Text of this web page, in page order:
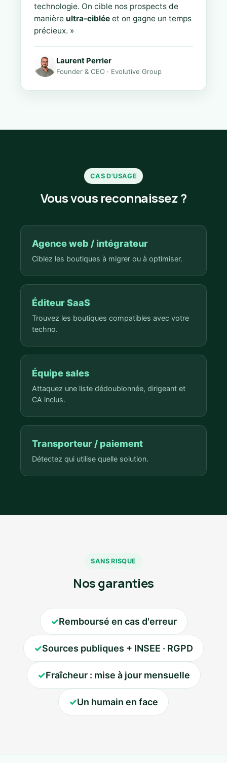
technologie. On cible nos prospects de
manière ultra-ciblée et on gagne un temps
précieux. »
Laurent Perrier
Founder & CEO · Evolutive Group
CAS D'USAGE
Vous vous reconnaissez ?
Agence web / intégrateur
Ciblez les boutiques à migrer ou à optimiser.
Éditeur SaaS
Trouvez les boutiques compatibles avec votre
techno.
Équipe sales
Attaquez une liste dédoublonnée, dirigeant et
CA inclus.
Transporteur / paiement
Détectez qui utilise quelle solution.
SANS RISQUE
Nos garanties
✓Remboursé en cas d'erreur
✓Sources publiques + INSEE · RGPD
✓Fraîcheur : mise à jour mensuelle
✓Un humain en face